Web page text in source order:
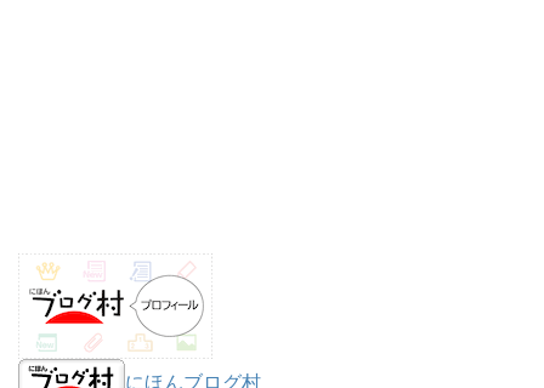
にほんブログ村